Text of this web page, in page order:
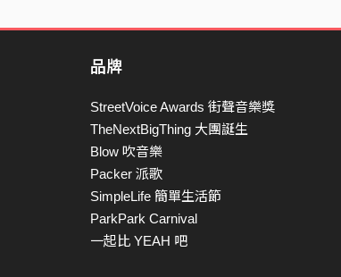
品牌
StreetVoice Awards 街聲音樂獎
TheNextBigThing 大團誕生
Blow 吹音樂
Packer 派歌
SimpleLife 簡單生活節
ParkPark Carnival
一起比 YEAH 吧